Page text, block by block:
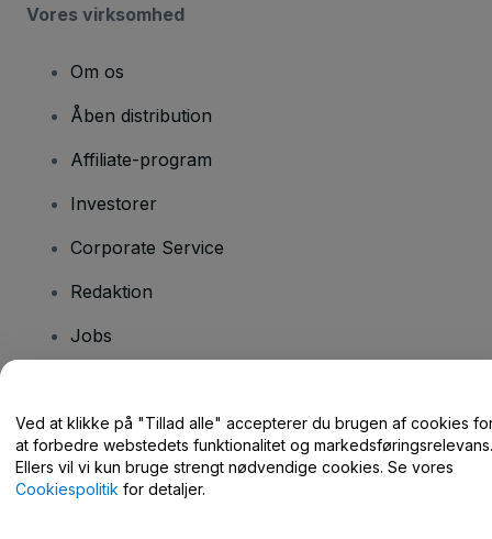
Vores virksomhed
Om os
Åben distribution
Affiliate-program
Investorer
Corporate Service
Redaktion
Jobs
Har du spørgsmål?
Hjælpecenter / Kontakt os
Ved at klikke på "Tillad alle" accepterer du brugen af cookies
at forbedre webstedets funktionalitet og markedsføringsrelevans.
Ellers vil vi kun bruge strengt nødvendige cookies. Se vores
Cookiespolitik for detaljer.